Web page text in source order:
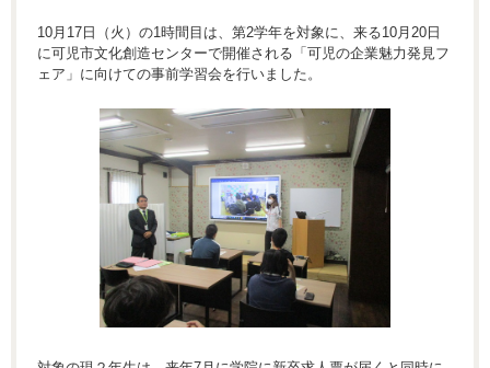
10月17日（火）の1時間目は、第2学年を対象に、来る10月20日
に可児市文化創造センターで開催される「可児の企業魅力発見フ
ェア」に向けての事前学習会を行いました。